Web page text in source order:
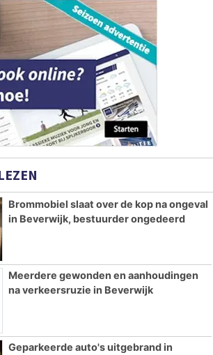
Brommobiel slaat over de kop na ongeval
in Beverwijk, bestuurder ongedeerd
Meerdere gewonden en aanhoudingen
na verkeersruzie in Beverwijk
Geparkeerde auto's uitgebrand in